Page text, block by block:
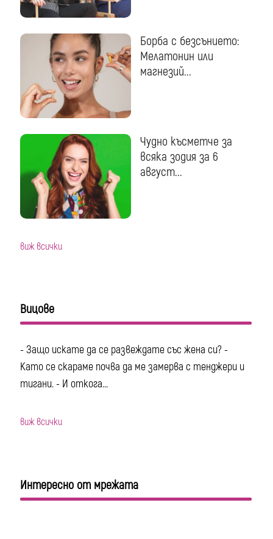
Борба с безсънието:
Мелатонин или
магнезий...
Чудно късметче за
всяка зодия за 6
август...
виж всички
Вицове
- Защо искате да се развеждате със жена си? -
Като се скараме почва да ме замерва с тенджери и
тигани. - И откога...
виж всички
Интересно от мрежата